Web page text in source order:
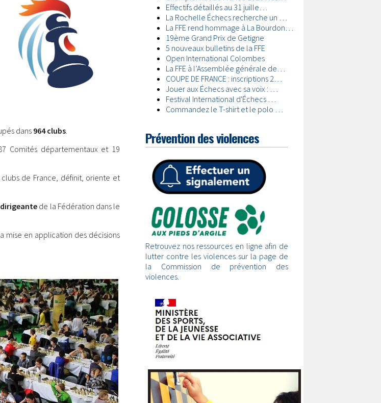
dans 964 clubs.
Comités départementaux et 19
de France, définit, oriente et
de la Fédération dans le
mise en application des décisions
Prévention des violences
Retrouvez nos ressources en ligne afin de
lutter contre les violences sur la page de
la Commission de prévention des
violences.